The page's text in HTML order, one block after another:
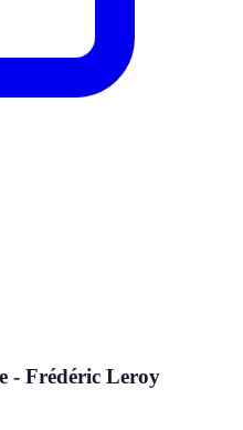
- Frédéric Leroy